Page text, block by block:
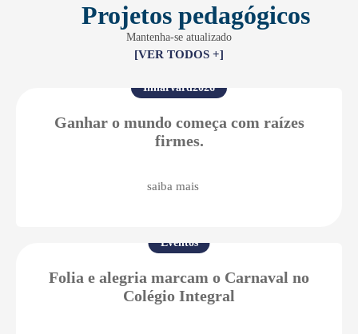
Projetos pedagógicos
Mantenha-se atualizado
[VER TODOS +]
Inharvard2026
Ganhar o mundo começa com raízes
firmes.
saiba mais
Eventos
Folia e alegria marcam o Carnaval no
Colégio Integral